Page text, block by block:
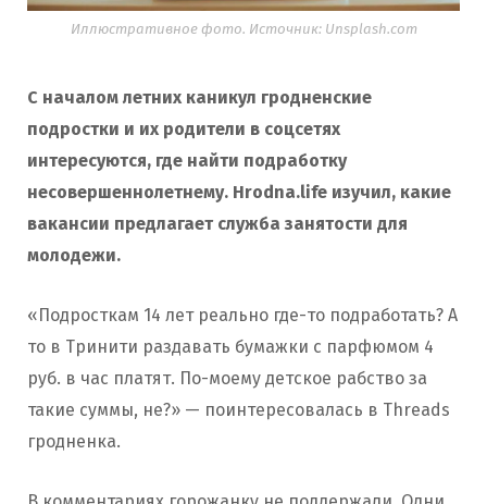
Иллюстративное фото. Источник: Unsplash.com
С началом летних каникул гродненские
подростки и их родители в соцсетях
интересуются, где найти подработку
несовершеннолетнему. Hrodna.life изучил, какие
вакансии предлагает служба занятости для
молодежи.
«Подросткам 14 лет реально где-то подработать? А
то в Тринити раздавать бумажки с парфюмом 4
руб. в час платят. По-моему детское рабство за
такие суммы, не?» — поинтересовалась в Threads
гродненка.